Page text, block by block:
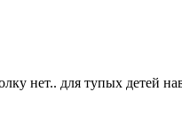
нет.. для тупых детей